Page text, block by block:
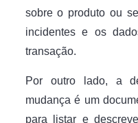
sobre o produto ou
incidentes e os
transação.
Por outro lado, a
mudança é um
para listar e